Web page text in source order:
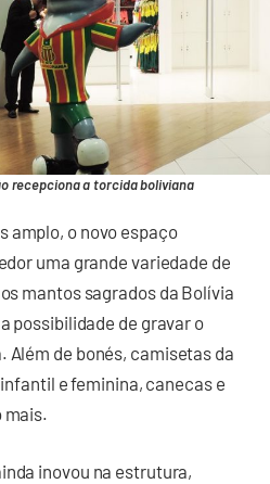
recepciona a torcida boliviana
amplo, o novo espaço
uma grande variedade de
mantos sagrados da Bolívia
possibilidade de gravar o
Além de bonés, camisetas da
e feminina, canecas e
mais.
inovou na estrutura,